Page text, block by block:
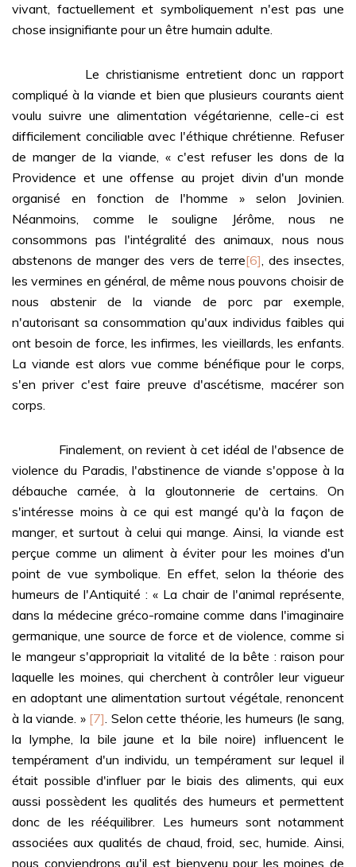
vivant, factuellement et symboliquement n'est pas une
chose insignifiante pour un être humain adulte.
Le christianisme entretient donc un rapport
compliqué à la viande et bien que plusieurs courants aient
voulu suivre une alimentation végétarienne, celle-ci est
difficilement conciliable avec l'éthique chrétienne. Refuser
de manger de la viande, « c'est refuser les dons de la
Providence et une offense au projet divin d'un monde
organisé en fonction de l'homme » selon Jovinien.
Néanmoins, comme le souligne Jérôme, nous ne
consommons pas l'intégralité des animaux, nous nous
abstenons de manger des vers de terre[6], des insectes,
les vermines en général, de même nous pouvons choisir de
nous abstenir de la viande de porc par exemple,
n'autorisant sa consommation qu'aux individus faibles qui
ont besoin de force, les infirmes, les vieillards, les enfants.
La viande est alors vue comme bénéfique pour le corps,
s'en priver c'est faire preuve d'ascétisme, macérer son
corps.
Finalement, on revient à cet idéal de l'absence de
violence du Paradis, l'abstinence de viande s'oppose à la
débauche carnée, à la gloutonnerie de certains. On
s'intéresse moins à ce qui est mangé qu'à la façon de
manger, et surtout à celui qui mange. Ainsi, la viande est
perçue comme un aliment à éviter pour les moines d'un
point de vue symbolique. En effet, selon la théorie des
humeurs de l'Antiquité : « La chair de l'animal représente,
dans la médecine gréco-romaine comme dans l'imaginaire
germanique, une source de force et de violence, comme si
le mangeur s'appropriait la vitalité de la bête : raison pour
laquelle les moines, qui cherchent à contrôler leur vigueur
en adoptant une alimentation surtout végétale, renoncent
à la viande. » [7]. Selon cette théorie, les humeurs (le sang,
la lymphe, la bile jaune et la bile noire) influencent le
tempérament d'un individu, un tempérament sur lequel il
était possible d'influer par le biais des aliments, qui eux
aussi possèdent les qualités des humeurs et permettent
donc de les rééquilibrer. Les humeurs sont notamment
associées aux qualités de chaud, froid, sec, humide. Ainsi,
nous conviendrons qu'il est bienvenu pour les moines de